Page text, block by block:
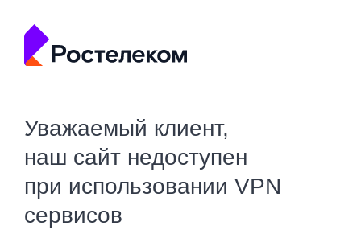
Уважаемый клиент,
наш сайт недоступен
при использовании VPN
сервисов